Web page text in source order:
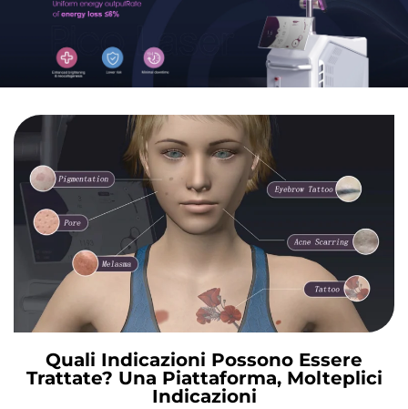
Quali Indicazioni Possono Essere
Trattate? Una Piattaforma, Molteplici
Indicazioni